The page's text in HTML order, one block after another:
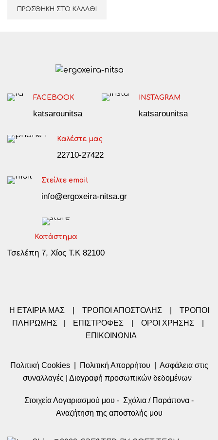
ΠΡΟΣΘΉΚΗ ΣΤΟ ΚΑΛΆΘΙ
FACEBOOK
katsarounitsa
INSTAGRAM
katsarounitsa
Καλέστε μας
22710-27422
Στείλτε email
info@ergoxeira-nitsa.gr
Κατάστημα
Τσελέπη 7, Χίος Τ.Κ 82100
Η ΕΤΑΙΡΙΑ ΜΑΣ ΤΡΟΠΟΙ ΑΠΟΣΤΟΛΗΣ
ΤΡΟΠΟΙ
ΠΛΗΡΩΜΗΣ
ΕΠΙΣΤΡΟΦΕΣ ΟΡΟΙ ΧΡΗΣΗΣ
ΕΠΙΚΟΙΝΩΝΙΑ
Πολιτική Cookies| Πολιτική Απορρήτου
Ασφάλεια στις
συναλλαγές
Διαγραφή προσωπικών δεδομένων
Στοιχεία Λογαριασμού μου - Σχόλια / Παράπονα -
Αναζήτηση της αποστολής μου